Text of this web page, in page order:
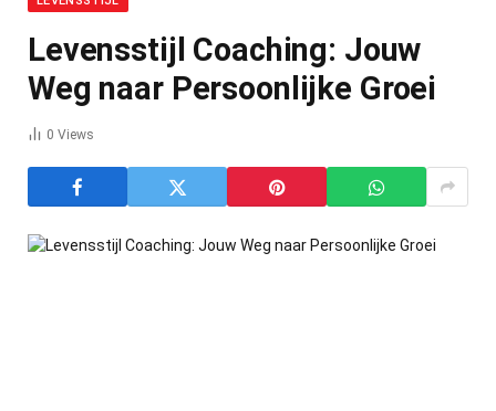
Levensstijl Coaching: Jouw
Weg naar Persoonlijke Groei
0 Views